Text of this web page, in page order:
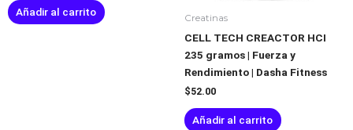
Añadir al carrito Creatinas
CELL TECH CREACTOR HCI
235 gramos | Fuerza y
Rendimiento | Dasha Fitness
$52.00
Añadir al carrito